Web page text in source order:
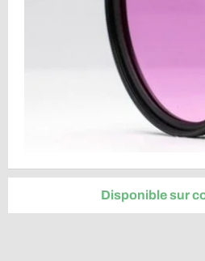
Disponible sur